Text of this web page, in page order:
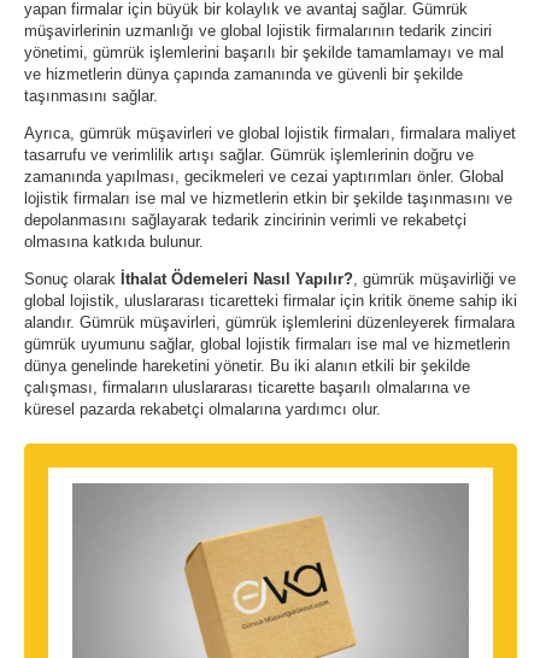
yapan firmalar için büyük bir kolaylık ve avantaj sağlar. Gümrük
müşavirlerinin uzmanlığı ve global lojistik firmalarının tedarik zinciri
yönetimi, gümrük işlemlerini başarılı bir şekilde tamamlamayı ve mal
ve hizmetlerin dünya çapında zamanında ve güvenli bir şekilde
taşınmasını sağlar.
Ayrıca, gümrük müşavirleri ve global lojistik firmaları, firmalara maliyet
tasarrufu ve verimlilik artışı sağlar. Gümrük işlemlerinin doğru ve
zamanında yapılması, gecikmeleri ve cezai yaptırımları önler. Global
lojistik firmaları ise mal ve hizmetlerin etkin bir şekilde taşınmasını ve
depolanmasını sağlayarak tedarik zincirinin verimli ve rekabetçi
olmasına katkıda bulunur.
Sonuç olarak İthalat Ödemeleri Nasıl Yapılır?, gümrük müşavirliği ve
global lojistik, uluslararası ticaretteki firmalar için kritik öneme sahip iki
alandır. Gümrük müşavirleri, gümrük işlemlerini düzenleyerek firmalara
gümrük uyumunu sağlar, global lojistik firmaları ise mal ve hizmetlerin
dünya genelinde hareketini yönetir. Bu iki alanın etkili bir şekilde
çalışması, firmaların uluslararası ticarette başarılı olmalarına ve
küresel pazarda rekabetçi olmalarına yardımcı olur.